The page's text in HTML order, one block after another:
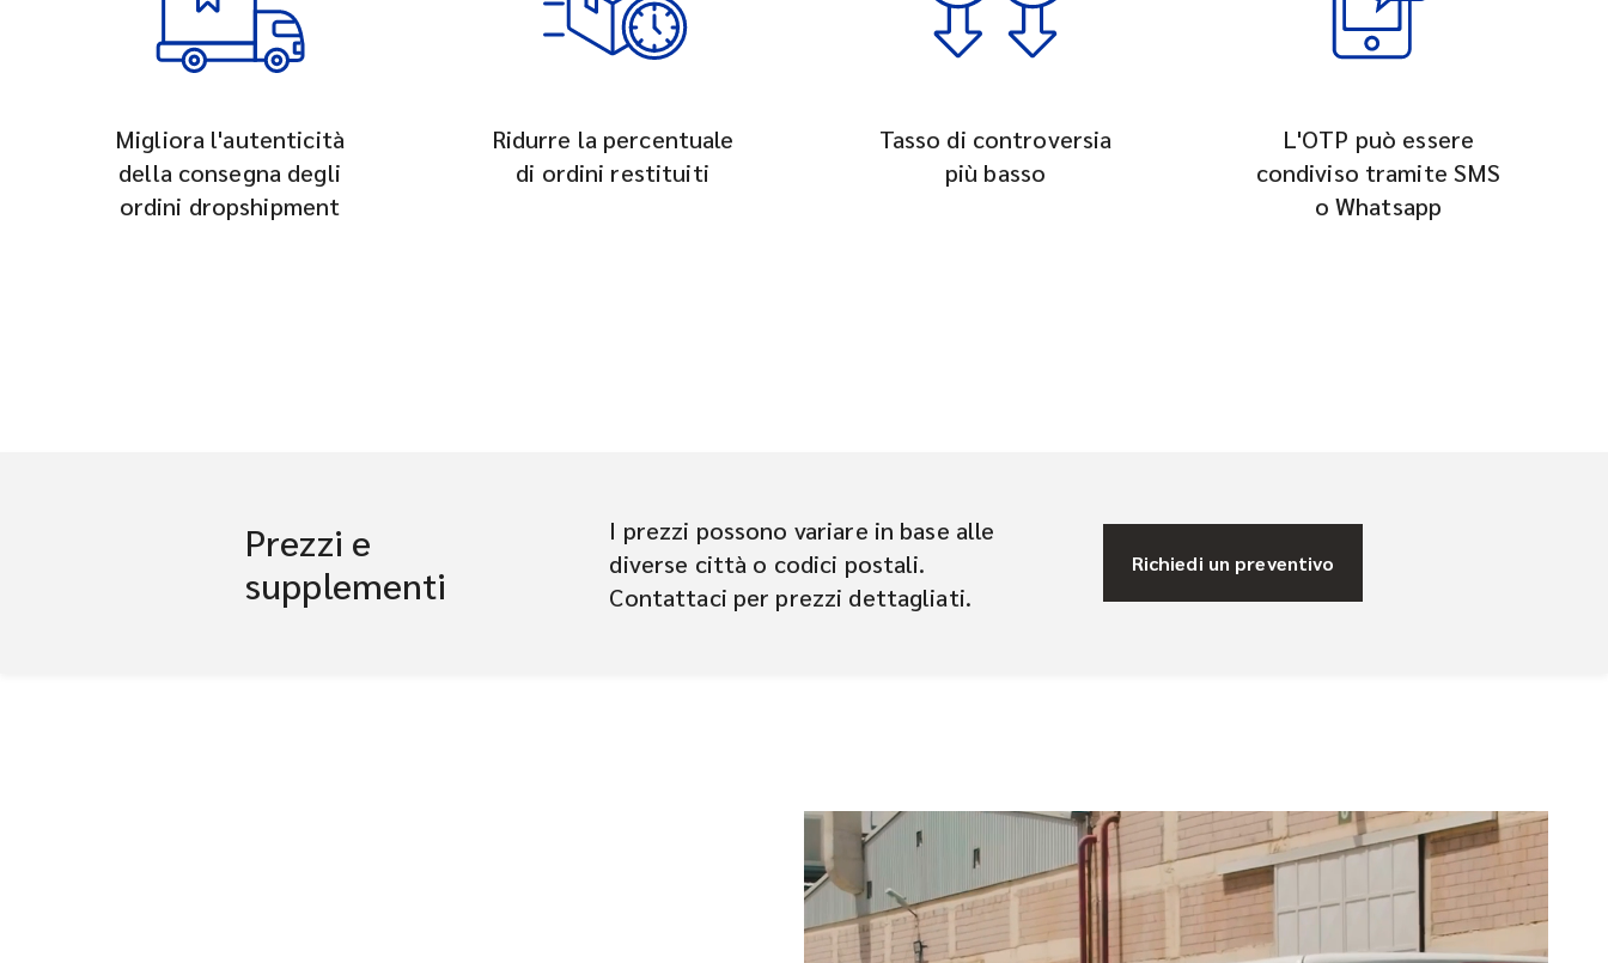
Migliora l'autenticità
della consegna degli
ordini dropshipment
Ridurre la percentuale
di ordini restituiti
Tasso di controversia
più basso
L'OTP può essere
condiviso tramite SMS
o Whatsapp
Prezzi e
supplementi
I prezzi possono variare in base alle
diverse città o codici postali.
Contattaci per prezzi dettagliati.
Richiedi un preventivo